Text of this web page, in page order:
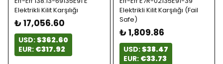
Elektrikli Kilit Karşılığı
₺ 17,056.60
USD:$362.60
EUR: €317.92
Elektrikli Kilit Karşılığı (Fail
Safe)
₺ 1,809.86
USD:$38.47
EUR: €33.73